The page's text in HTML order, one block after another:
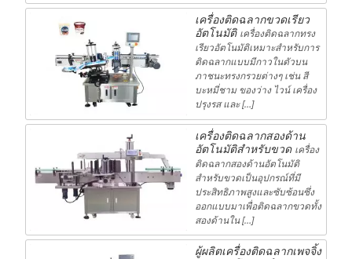
เครื่องติดฉลากขวดเรียว
อัตโนมัติ เครื่องติดฉลากทรง
เรียวอัตโนมัติเหมาะสำหรับการ
ติดฉลากแบบมีกาวในตัวบน
ภาชนะทรงกรวยต่างๆ เช่น สี
บะหมี่ชาม ของว่าง ไวน์ เครื่อง
ปรุงรส และ […]
เครื่องติดฉลากสองด้าน
อัตโนมัติสำหรับขวด เครื่อง
ติดฉลากสองด้านอัตโนมัติ
สำหรับขวดเป็นอุปกรณ์ที่มี
ประสิทธิภาพสูงและซับซ้อนซึ่ง
ออกแบบมาเพื่อติดฉลากขวดทั้ง
สองด้านใน […]
ผู้ผลิตเครื่องติดฉลากเพจจิ้ง